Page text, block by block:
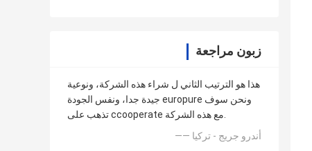
زبون مراجعة
هذا هو الترتيب الثاني ل شراء هذه الشركة، ونوعية
جيدة جدا، ونفس الجودة europure ونحن سوف
تذهب على ccooperate مع هذه الشركة.
—— أندرو جريج - تركيا